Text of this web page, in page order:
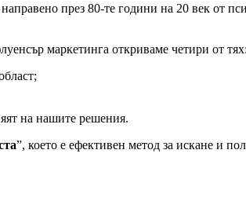
през 80-те години на 20 век от
маркетинга откриваме четири от тях:
на нашите решения.
”, което е ефективен метод за искане и